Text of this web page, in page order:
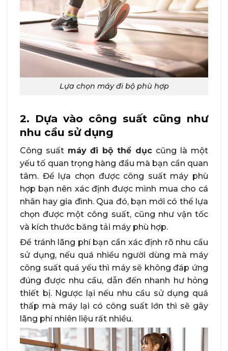
Lựa chọn máy đi bộ phù hợp
2. Dựa vào công suất cũng như
nhu cầu sử dụng
Công suất máy đi bộ thể dục cũng là một
yếu tố quan trọng hàng đầu mà bạn cần quan
tâm. Để lựa chọn được công suất máy phù
hợp bạn nên xác định được mình mua cho cá
nhân hay gia đình. Qua đó, bạn mới có thể lựa
chọn được một công suất, cũng như vận tốc
và kích thước băng tải máy phù hợp.
Để tránh lãng phí bạn cần xác định rõ nhu cầu
sử dụng, nếu quá nhiều người dùng mà máy
công suất quá yếu thì máy sẽ không đáp ứng
đúng được nhu cầu, dẫn đến nhanh hư hỏng
thiết bị. Ngược lại nếu nhu cầu sử dụng quá
thấp mà máy lại có công suất lớn thì sẽ gây
lãng phí nhiên liệu rất nhiều.